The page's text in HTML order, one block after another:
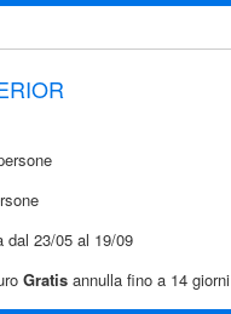
dal 23/05 al 19/09
Gratis annulla fino a 14 giorni